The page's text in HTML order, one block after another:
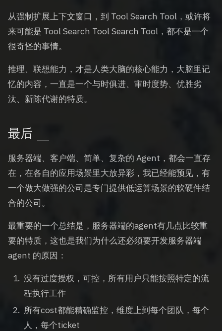
从强制扩展上下文窗口，到 Tool Search Tool，或许将
来可能是 Tool Search Tool Search Tool，都不是一个
很奇怪的事情。
推理、联想能力，才是人类大脑的核心能力，大脑里记
忆的内容，一直是一个与时俱进、审时度势、优胜劣
汰、新陈代谢的特质。
最后
服务器端、客户端、简单、复杂的 Agent，都会一直存
在，在各自的应用场景里大放异彩，我已经能预见，有
一个做大做强的公司是专门提供低运算场景的软硬件结
合的公司。
最重要的一个总结是，服务器端的agent有几点比较重
要的特质，这也是我们为什么还必须要开发服务器端
agent 的原因：
没有过度授权，可控，所有用户只能按照特定的流
程执行工作
所有cost都能精确监控，维度上到每个团队，每个
人，每个ticket